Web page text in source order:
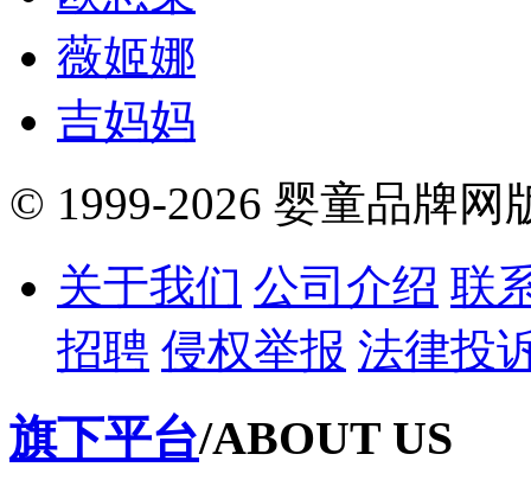
薇姬娜
吉妈妈
© 1999-2026 婴童品牌网
关于我们 公司介绍 联
招聘 侵权举报 法律投
旗下平台/ABOUT US